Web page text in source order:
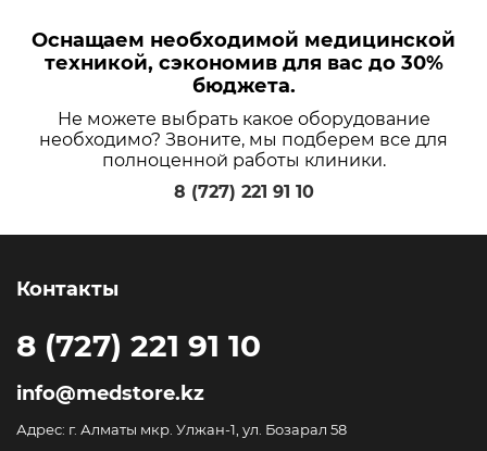
Оснащаем необходимой медицинской
техникой, сэкономив для вас до 30%
бюджета.
Не можете выбрать какое оборудование
необходимо? Звоните, мы подберем все для
полноценной работы клиники.
8 (727) 221 91 10
Контакты
8 (727) 221 91 10
info@medstore.kz
Адрес: г. Алматы мкр. Улжан-1, ул. Бозарал 58